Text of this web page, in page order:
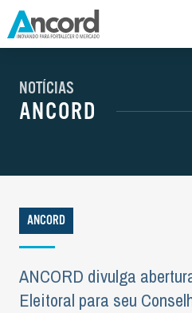
NOTÍCIAS
ANCORD
ANCORD
ANCORD divulga
Eleitoral para seu